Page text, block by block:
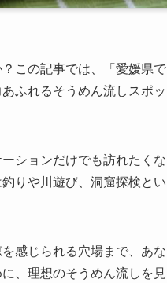
この記事では、「愛媛県で
ふれるそうめん流しスポッ
ションだけでも訪れたくな
りや川遊び、洞窟探検とい
感じられる穴場まで、あな
、理想のそうめん流しを見